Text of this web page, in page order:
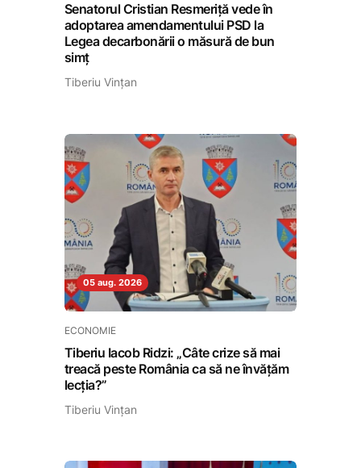
Senatorul Cristian Resmeriță vede în
adoptarea amendamentului PSD la
Legea decarbonării o măsură de bun
simț
Tiberiu Vințan
05 aug. 2026
ECONOMIE
Tiberiu Iacob Ridzi: „Câte crize să mai
treacă peste România ca să ne învățăm
lecția?”
Tiberiu Vințan